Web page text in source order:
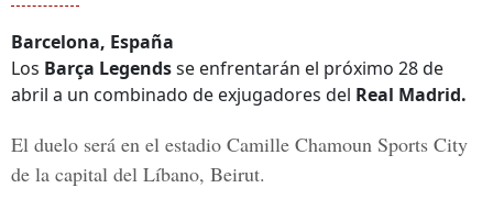
Barcelona, España
Los Barça Legendsse enfrentarán el próximo 28 de
abril a un combinado de exjugadores del Real Madrid.
El duelo será en el estadio Camille Chamoun Sports City
de la capital del Líbano, Beirut.